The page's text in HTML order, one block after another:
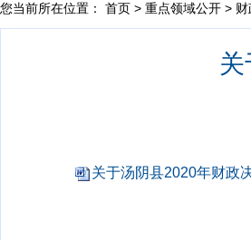
您当前所在位置： 首页 > 重点领域公开 >
关于汤阴县2020年财政